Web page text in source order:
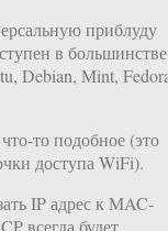
приблуду
в большинстве
Debian, Mint,
то подобное (это
доступа WiFi).
IP адрес к MAC-